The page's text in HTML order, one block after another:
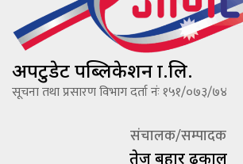
अपटुडेट पब्लिकेशन प्रा.लि.
सूचना तथा प्रसारण विभाग दर्ता नंः १५१/०७३/७४
संचालक/सम्पादक
तेज बहादूर ढकाल